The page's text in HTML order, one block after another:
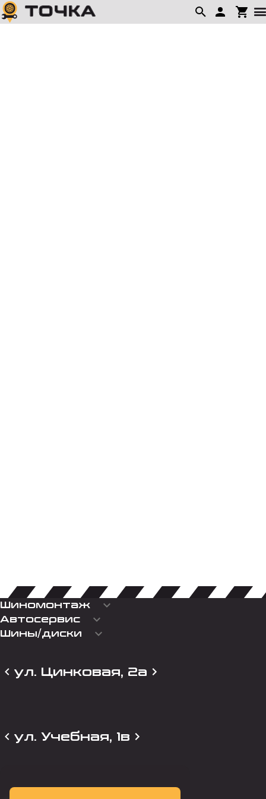
Шиномонтаж keyboard_arrow_down
Автосервис keyboard_arrow_down
Шины/диски keyboard_arrow_down
ул. Цинковая, 2а
ул. Учебная, 1в